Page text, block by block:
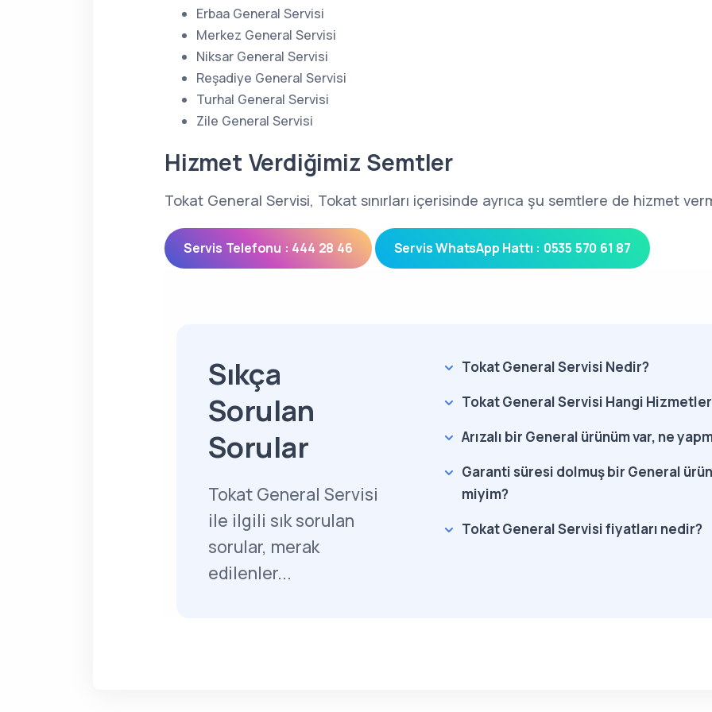
Erbaa General Servisi
Merkez General Servisi
Niksar General Servisi
Reşadiye General Servisi
Turhal General Servisi
Zile General Servisi
Hizmet Verdiğimiz Semtler
Tokat General Servisi, Tokat sınırları içerisinde ayrıca şu semtlere de hizmet
Servis Telefonu : 444 28 46 Servis WhatsApp Hattı : 0535 570 61 87
Sıkça
Sorulan
Sorular
Tokat General Servisi
ile ilgili sık sorulan
sorular, merak
edilenler...
Tokat General Servisi Nedir?
Tokat General Servisi Hangi
Arızalı bir General ürünüm var, ne
Garanti süresi dolmuş bir General
miyim?
Tokat General Servisi fiyatları nedir?